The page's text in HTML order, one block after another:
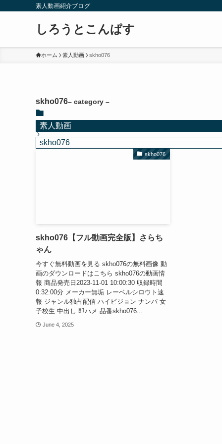
素人動画紹介ブログ
しろうとこんぱす
ホーム 素人動画 skho076
skho076– category –
素人動画
skho076
skho076
skho076【フル動画完全版】さらち
ゃん
今すぐ無料動画を見る skho076の無料画像 動
画のダウンロードはこちら skho076の動画情
報 商品発売日2023-11-01 10:00:30 収録時間
0:32:00分 メーカー無垢 レーベルシロウト速
報 ジャンル独占配信 ハイビジョン ナンパ 女
子校生 中出し 即ハメ 品番skho076...
June 4, 2025